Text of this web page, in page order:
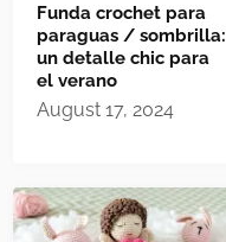
Funda crochet para
paraguas / sombrilla:
un detalle chic para
el verano
August 17, 2024